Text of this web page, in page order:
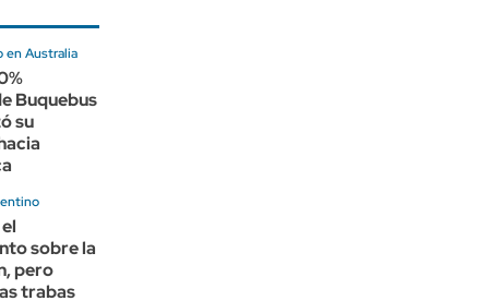
en Australia
Buquebus
su
sobre la
pero
trabas